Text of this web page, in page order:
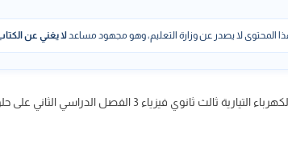
المحتوى لا يصدر عن وزارة التعليم، وهو مجهود مساعدلا يغني عن
فيزياء 3 الفصل الدراسي الثاني على حلول كتبي